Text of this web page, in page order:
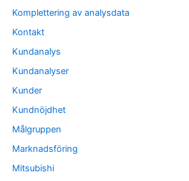
Komplettering av analysdata
Kontakt
Kundanalys
Kundanalyser
Kunder
Kundnöjdhet
Målgruppen
Marknadsföring
Mitsubishi